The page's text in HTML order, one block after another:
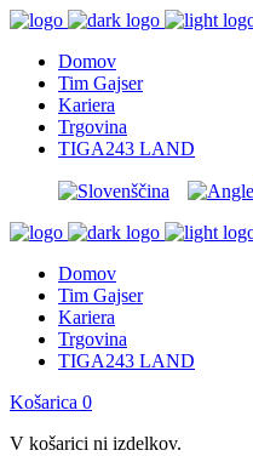
Domov
Tim Gajser
Kariera
Trgovina
TIGA243 LAND
Domov
Tim Gajser
Kariera
Trgovina
TIGA243 LAND
Košarica 0
V košarici ni izdelkov.